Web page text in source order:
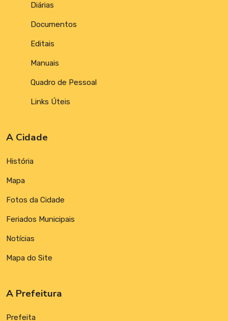
Diárias
Documentos
Editais
Manuais
Quadro de Pessoal
Links Úteis
A Cidade
História
Mapa
Fotos da Cidade
Feriados Municipais
Notícias
Mapa do Site
A Prefeitura
Prefeita